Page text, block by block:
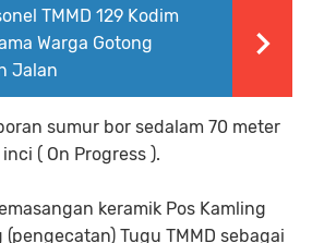
TMMD 129 Kodim
Warga Gotong
Jalan
sumur bor sedalam 70 meter
( On Progress ).
keramik Pos Kamling
Tugu TMMD sebagai